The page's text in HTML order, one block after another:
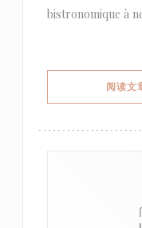
bistronomique à
阅读文